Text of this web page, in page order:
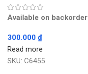
Available on backorder
300.000 ₫
Read more
SKU: C6455